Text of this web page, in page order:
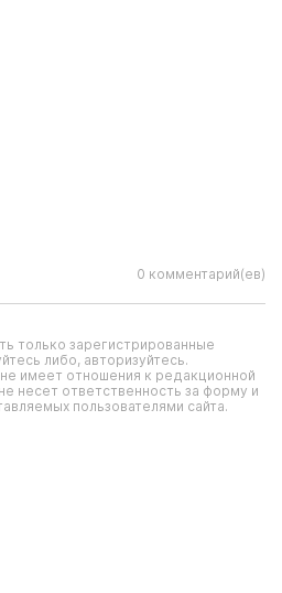
0 комментарий(ев)
только зарегистрированные
либо, авторизуйтесь.
имеет отношения к редакционной
несет ответственность за форму и
пользователями сайта.